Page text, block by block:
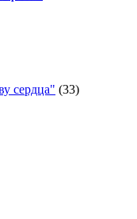
сердца" (33)